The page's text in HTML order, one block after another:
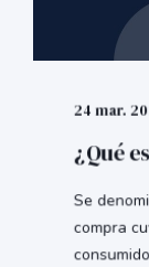
24 mar.
¿Qué
Se
compra